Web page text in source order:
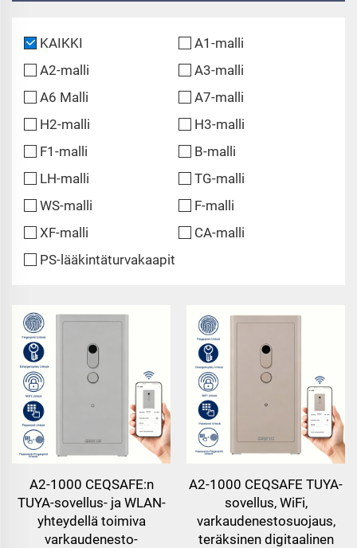
KAIKKI
A1-malli
A2-malli
A3-malli
A6 Malli
A7-malli
H2-malli
H3-malli
F1-malli
B-malli
LH-malli
TG-malli
WS-malli
F-malli
XF-malli
CA-malli
PS-lääkintäturvakaapit
A2-1000 CEQSAFE:n
TUYA-sovellus- ja WLAN-
yhteydellä toimiva
varkaudenesto-
A2-1000 CEQSAFE TUYA-
sovellus, WiFi,
varkaudenestosuojaus,
teräksinen digitaalinen